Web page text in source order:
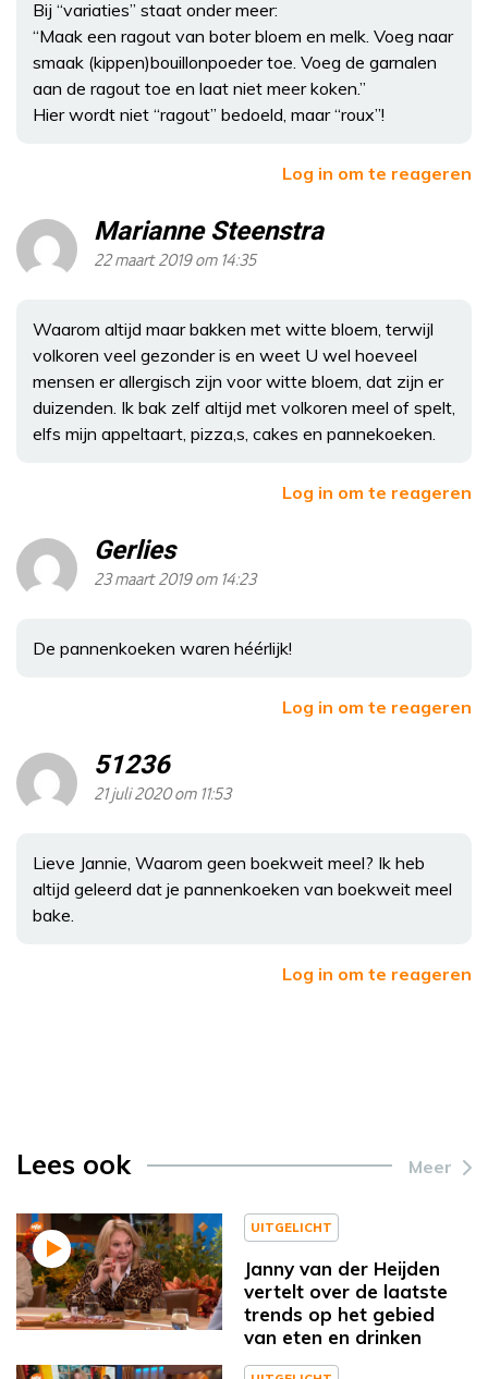
Bij “variaties” staat onder meer:
“Maak een ragout van boter bloem en melk. Voeg naar
smaak (kippen)bouillonpoeder toe. Voeg de garnalen
aan de ragout toe en laat niet meer koken.”
Hier wordt niet “ragout” bedoeld, maar “roux”!
Log in om te reageren
Marianne Steenstra
22 maart 2019 om 14:35
Waarom altijd maar bakken met witte bloem, terwijl
volkoren veel gezonder is en weet U wel hoeveel
mensen er allergisch zijn voor witte bloem, dat zijn er
duizenden. Ik bak zelf altijd met volkoren meel of spelt,
elfs mijn appeltaart, pizza,s, cakes en pannekoeken.
Log in om te reageren
Gerlies
23 maart 2019 om 14:23
De pannenkoeken waren héérlijk!
Log in om te reageren
51236
21 juli 2020 om 11:53
Lieve Jannie, Waarom geen boekweit meel? Ik heb
altijd geleerd dat je pannenkoeken van boekweit meel
bake.
Log in om te reageren
Lees ook Meer
UITGELICHT
Janny van der Heijden
vertelt over de laatste
trends op het gebied
van eten en drinken